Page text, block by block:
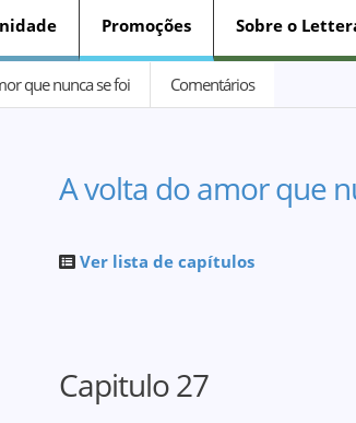
Promoções Sobre o
que nunca se foi Comentários
A volta do amor que
Ver lista de capítulos
Capitulo 27